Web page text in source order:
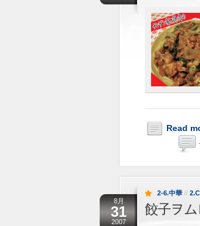
Read
8月
31
2007
2-6.中華 //
餃子ヲ